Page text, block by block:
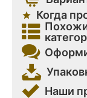
Когда
Наши